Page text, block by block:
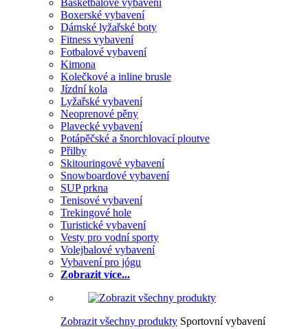
Basketbalové vybavení
Boxerské vybavení
Dámské lyžařské boty
Fitness vybavení
Fotbalové vybavení
Kimona
Kolečkové a inline brusle
Jízdní kola
Lyžařské vybavení
Neoprenové pěny
Plavecké vybavení
Potápěčské a šnorchlovací ploutve
Přilby
Skitouringové vybavení
Snowboardové vybavení
SUP prkna
Tenisové vybavení
Trekingové hole
Turistické vybavení
Vesty pro vodní sporty
Volejbalové vybavení
Vybavení pro jógu
Zobrazit více...
Zobrazit všechny produkty Sportovní vybavení